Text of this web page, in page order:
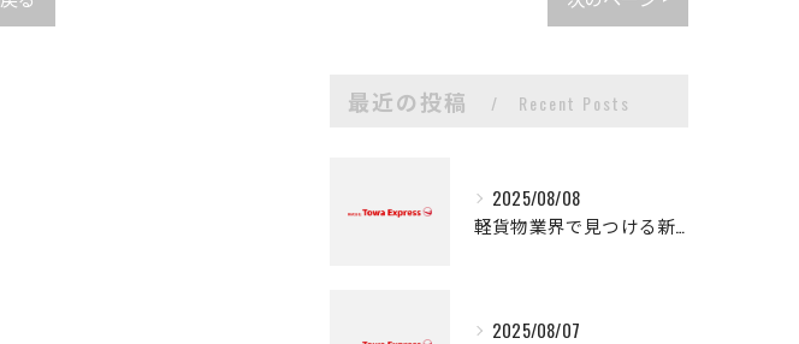
最近の投稿 Recent Posts
2025/08/08
軽貨物業界で見つける新たなキャリアの可能性
2025/08/07